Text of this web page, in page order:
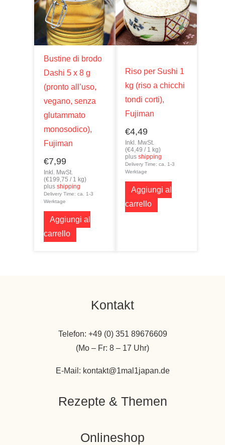
Bustine di brodo
Dashi 5 x 8 g
(pronto all’uso,
vegano, senza
glutammato
monosodico),
Fujiman
€7,99
Inkl. MwSt.
(€199,75 / 1 kg)
plusshipping
Delivery Time: ca. 1-3
Werktage
Aggiungi al
carrello
Riso per Sushi 1
kg (riso a chicchi
tondi corti),
Fujiman
€4,49
Inkl. MwSt.
(€4,49 / 1 kg)
plusshipping
Delivery Time: ca. 1-3
Werktage
Aggiungi al
carrello
Kontakt
Telefon: +49 (0) 351 89676609
(Mo – Fr: 8 – 17 Uhr)
E-Mail: kontakt@1mal1japan.de
Rezepte & Themen
Onlineshop